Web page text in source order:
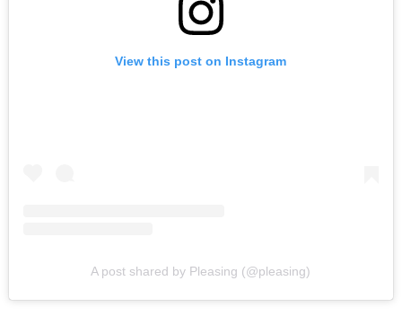
View this post on Instagram
A post shared by Pleasing (@pleasing)